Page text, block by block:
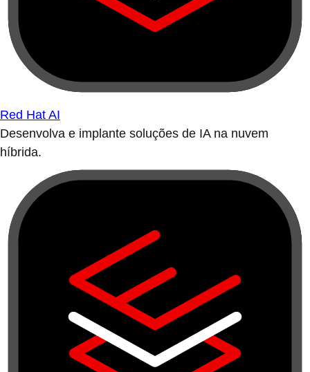
Red Hat AI
Desenvolva e implante soluções de IA na nuvem
híbrida.